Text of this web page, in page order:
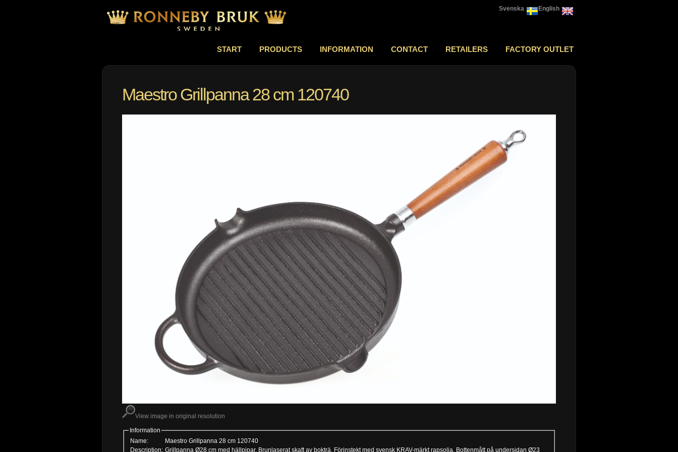
English
Svenska
START PRODUCTS INFORMATION CONTACT RETAILERS FACTORY OUTLET
Maestro Grillpanna 28 cm 120740
View image in original resolution
Information
Name:
Maestro Grillpanna 28 cm 120740
Description: Grillpanna Ø28 cm med hällpipar. Brunlaserat skaft av bokträ. Förinstekt med svensk KRAV-märkt rapsolja. Bottenmått på undersidan Ø23